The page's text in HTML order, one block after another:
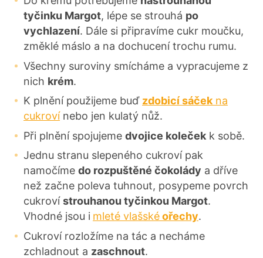
tyčinku Margot, lépe se strouhá po
vychlazení. Dále si připravíme cukr moučku,
změklé máslo a na dochucení trochu rumu.
Všechny suroviny smícháme a vypracujeme z
nich krém.
K plnění použijeme buď zdobicí sáček na
cukrovínebo jen kulatý nůž.
Při plnění spojujeme dvojice koleček k sobě.
Jednu stranu slepeného cukroví pak
namočíme do rozpuštěné čokolády a dříve
než začne poleva tuhnout, posypeme povrch
cukrovístrouhanou tyčinkou Margot.
Vhodné jsou i mleté vlašskéořechy.
Cukroví rozložíme na tác a necháme
zchladnout a zaschnout.